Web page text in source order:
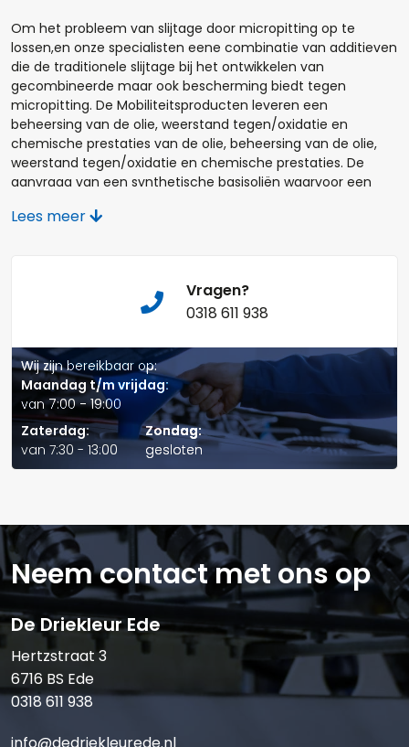
Om het probleem van slijtage door micropitting op te
lossen,en onze specialisten eene combinatie van additieven
die de traditionele slijtage bij het ontwikkelen van
gecombineerde maar ook bescherming biedt tegen
micropitting. De Mobiliteitsproducten leveren een
beheersing van de olie, weerstand tegen/oxidatie en
chemische prestaties van de olie, beheersing van de olie,
weerstand tegen/oxidatie en chemische prestaties. De
aanvraag van een synthetische basisoliën waarvoor een
temperaturen die ongeëvenaard is door minerale
voordelen en voordelen
weerstand tegen
weerstand tegen
weerstand tegen
slijtage door
Bevordert verlengde
levensduur van
tandwielkasten en lagers in
gesloten tandwielkasten die
temperatuur
Bevordert minder
plotselinge uitval en minder
onderhoud - vooral
essentiële voor moeilijk
bereikbare tandwielkasten.
Lees meer
Vragen?
0318 611 938
Wij zijn bereikbaar op:
Maandag t/m vrijdag:
van 7:00 - 19:00
Zaterdag:
van 7:30 - 13:00
Zondag:
gesloten
Naam*
Verstuur offerte
Neem contact met ons op
De Driekleur Ede
Hertzstraat 3
6716 BS Ede
0318 611 938